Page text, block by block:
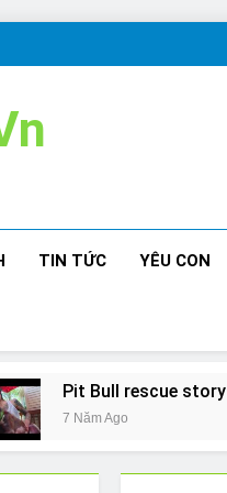
TIN TỨC YÊU CON
Pit Bull rescue story
7 Năm Ago